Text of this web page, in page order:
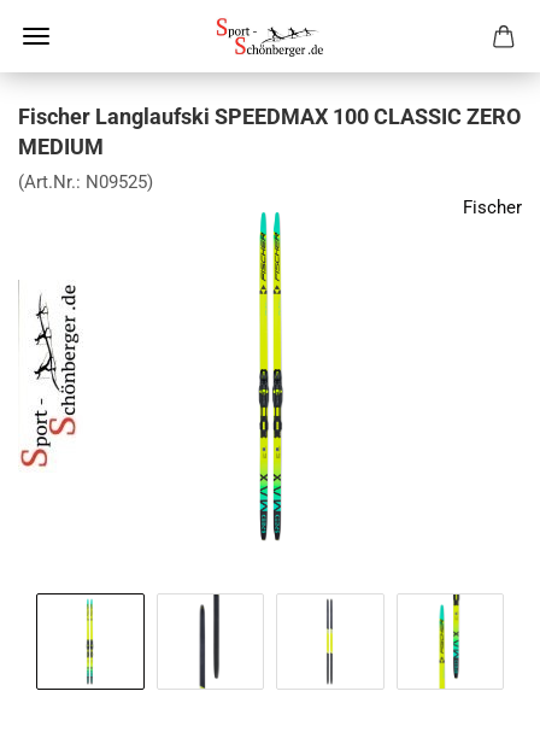
Fischer Langlaufski SPEEDMAX 100 CLASSIC ZERO
MEDIUM
(Art.Nr.: N09525)
Fischer